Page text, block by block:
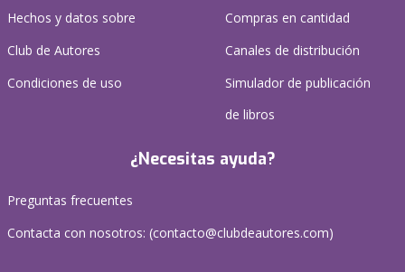
Hechos y datos sobre
Club de Autores
Condiciones de uso
Compras en cantidad
Canales de distribución
Simulador de publicación
de libros
¿Necesitas ayuda?
Preguntas frecuentes
Contacta con nosotros: (contacto@clubdeautores.com)